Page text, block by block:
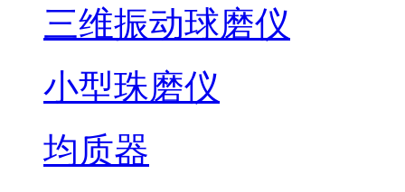
三维振动球磨仪
小型珠磨仪
均质器